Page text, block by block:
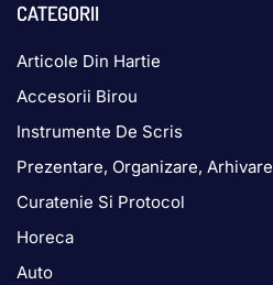
CATEGORII
Articole Din Hartie
Accesorii Birou
Instrumente De Scris
Prezentare, Organizare, Arhivare
Curatenie Si Protocol
Horeca
Auto